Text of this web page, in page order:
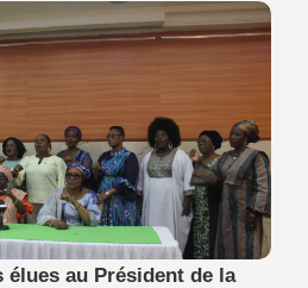
élues au Président de la